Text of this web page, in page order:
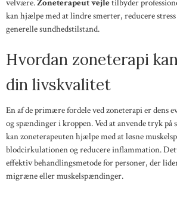
kan hjælpe med at lindre smerter, reducere
generelle sundhedstilstand.
Hvordan zoneterapi
din livskvalitet
En af de primære fordele ved zoneterapi er dens
og spændinger i kroppen. Ved at anvende tryk på
kan zoneterapeuten hjælpe med at løsne
blodcirkulationen og reducere inflammation.
effektiv behandlingsmetode for personer, der
migræne eller muskelspændinger.